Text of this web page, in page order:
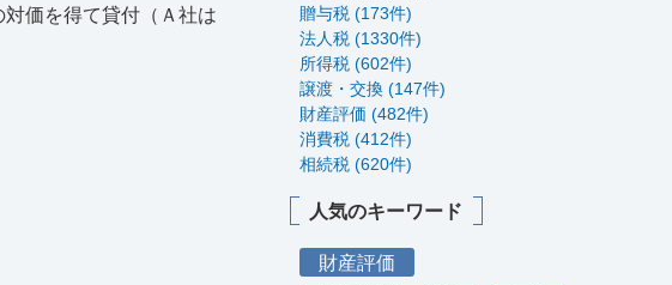
価を得て貸付（Ａ社は
贈与税 (173件)
法人税 (1330件)
所得税 (602件)
譲渡・交換 (147件)
財産評価 (482件)
消費税 (412件)
相続税 (620件)
人気のキーワード
財産評価